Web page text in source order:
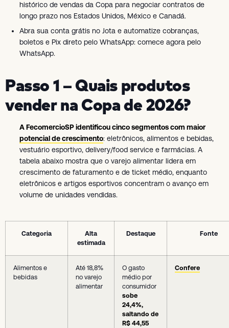
histórico de vendas da Copa para negociar contratos de
longo prazo nos Estados Unidos, México e Canadá.
Abra sua conta grátis no Jota e automatize cobranças,
boletos e Pix direto pelo WhatsApp: comece agora pelo
WhatsApp.
Passo 1 – Quais produtos
vender na Copa de 2026?
A FecomercioSP identificou cinco segmentos com maior
potencial de crescimento: eletrônicos, alimentos e bebidas,
vestuário esportivo, delivery/food service e farmácias. A
tabela abaixo mostra que o varejo alimentar lidera em
crescimento de faturamento e de ticket médio, enquanto
eletrônicos e artigos esportivos concentram o avanço em
volume de unidades vendidas.
Categoria
Alta
estimada
Destaque Fonte
Alimentos e
bebidas
Até 18,8%
no varejo
alimentar
O gasto
médio por
consumidor
sobe
24,4%,
saltando de
R$ 44,55
Confere